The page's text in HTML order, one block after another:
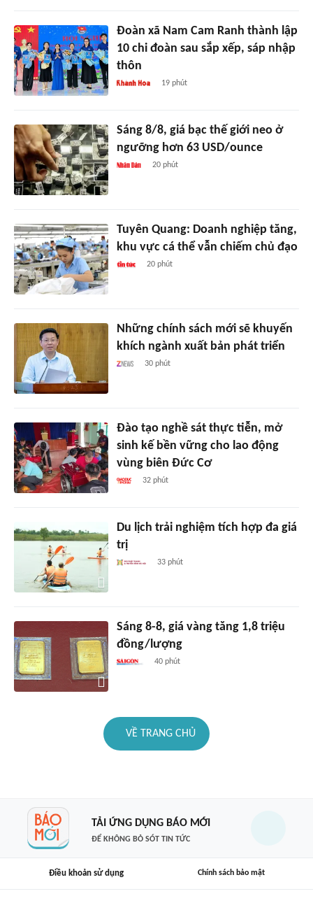
Đoàn xã Nam Cam Ranh thành lập
10 chi đoàn sau sắp xếp, sáp nhập
thôn
19 phút
Sáng 8/8, giá bạc thế giới neo ở
ngưỡng hơn 63 USD/ounce
20 phút
Tuyên Quang: Doanh nghiệp tăng,
khu vực cá thể vẫn chiếm chủ đạo
20 phút
Những chính sách mới sẽ khuyến
khích ngành xuất bản phát triển
30 phút
Đào tạo nghề sát thực tiễn, mở
sinh kế bền vững cho lao động
vùng biên Đức Cơ
32 phút
Du lịch trải nghiệm tích hợp đa giá
trị
33 phút
Sáng 8-8, giá vàng tăng 1,8 triệu
đồng/lượng
40 phút
VỀ TRANG CHỦ
TẢI ỨNG DỤNG BÁO MỚI
ĐỂ KHÔNG BỎ SÓT TIN TỨC
Điều khoản sử dụng Chính sách bảo mật